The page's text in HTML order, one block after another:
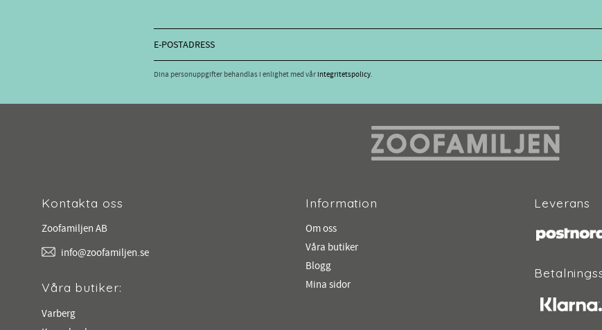
Dina personuppgifter behandlas i enlighet med vårintegritetspolicy.
Kontakta oss
Zoofamiljen AB
info@zoofamiljen.se
Våra butiker:
Varberg
Information
Om oss
Våra butiker
Blogg
Mina sidor
Leverans